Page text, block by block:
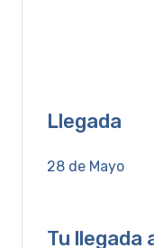
Llegada
28 de Mayo
Tu llegada